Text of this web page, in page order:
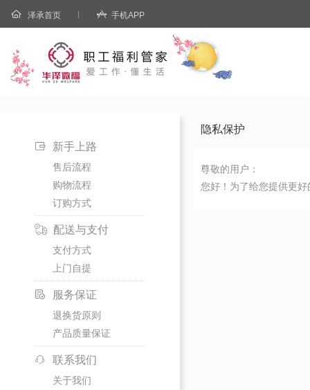
泽承首页 手机APP
新手上路
售后流程
购物流程
订购方式
配送与支付
支付方式
上门自提
服务保证
退换货原则
产品质量保证
联系我们
关于我们
隐私保护
尊敬的用户：
您好！为了给您提供更